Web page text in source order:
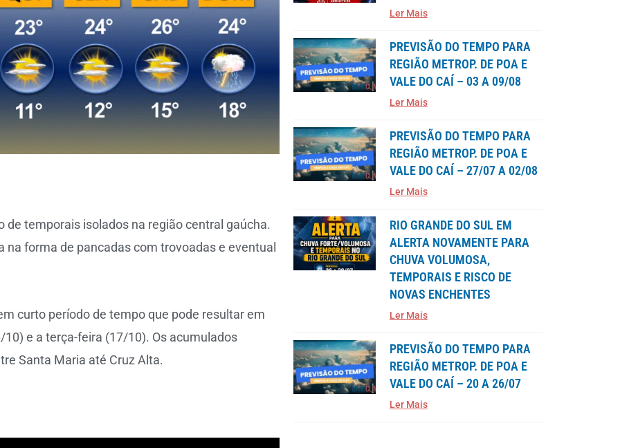
temporais isolados na região central gaúcha.
na forma de pancadas com trovoadas e eventual
curto período de tempo que pode resultar em
e a terça-feira (17/10). Os acumulados
Santa Maria até Cruz Alta.
Ler Mais
PREVISÃO DO TEMPO PARA
REGIÃO METROP. DE POA E
VALE DO CAÍ – 03 A 09/08
Ler Mais
PREVISÃO DO TEMPO PARA
REGIÃO METROP. DE POA E
VALE DO CAÍ – 27/07 A 02/08
Ler Mais
RIO GRANDE DO SUL EM
ALERTA NOVAMENTE PARA
CHUVA VOLUMOSA,
TEMPORAIS E RISCO DE
NOVAS ENCHENTES
Ler Mais
PREVISÃO DO TEMPO PARA
REGIÃO METROP. DE POA E
VALE DO CAÍ – 20 A 26/07
Ler Mais